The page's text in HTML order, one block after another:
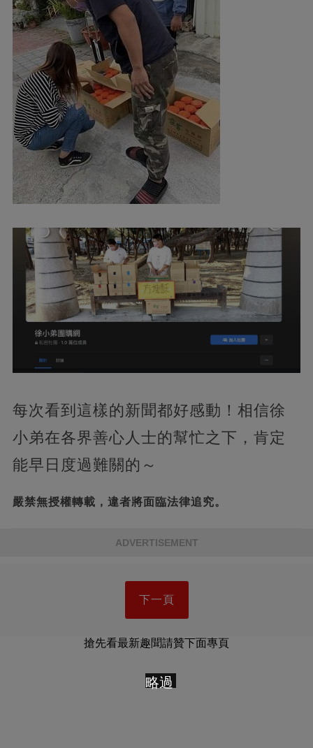
每次看到這樣的新聞都好感動！相信徐
小弟在各界善心人士的幫忙之下，肯定
能早日度過難關的～
嚴禁無授權轉載，違者將面臨法律追究。
ADVERTISEMENT
下一頁
搶先看最新趣聞請贊下面專頁
略過